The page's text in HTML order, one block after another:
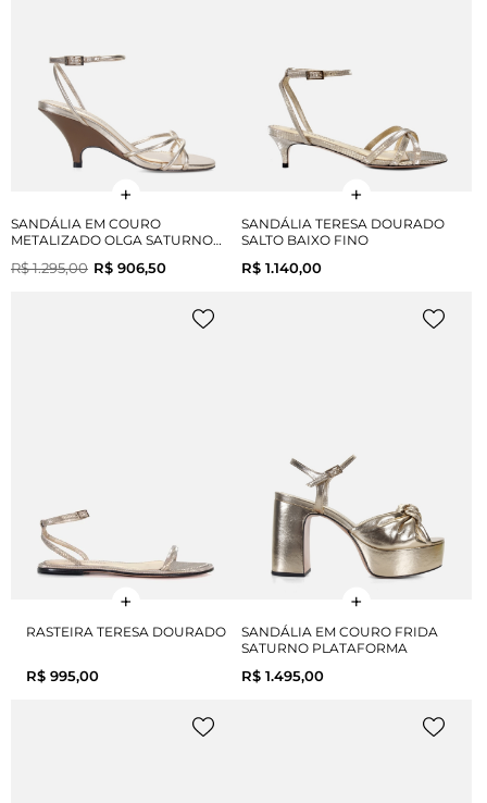
SANDÁLIA EM COURO
METALIZADO OLGA SATURNO
R$ 1.295,00 R$ 906,50
SANDÁLIA TERESA DOURADO
SALTO BAIXO FINO
R$ 1.140,00
RASTEIRA TERESA DOURADO
R$ 995,00
SANDÁLIA EM COURO FRIDA
SATURNO PLATAFORMA
R$ 1.495,00